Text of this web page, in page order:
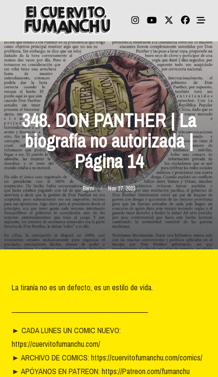
content
348. DON PANTHER | La
biografía no autorizada |
Página 14
Berni Nov 27, 2023
La tiranía no es un defecto, es un estilo de vida.
► CADA LUNES UN COMIC NUEVO:
https://cuervitofumanchu.com/
► ARCHIVO DE COMICS: https://cuervitofumanchu.com/comics/
► APÓYANOS EN PATREON: https://Patreon.com/fumanchu